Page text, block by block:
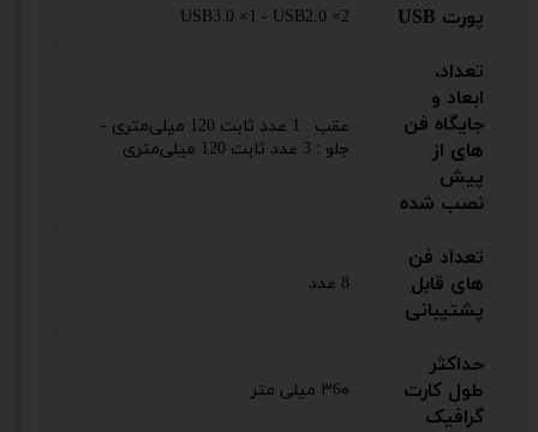
پورت USB USB3.0 ×1 - USB2.0 ×2
تعداد،
ابعاد و
جایگاه فن
های از
پیش
نصب شده
عقب : 1 عدد ثابت 120 میلی‌متری -
جلو : 3 عدد ثابت 120 میلی‌متری
تعداد فن
های قابل
پشتیبانی
8 عدد
حداکثر
طول کارت
گرافیک
۳6۰ میلی متر